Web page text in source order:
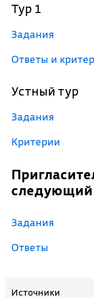
Тур 1
Задания
Ответы и
Устный тур
Задания
Критерии
Пригласительный этап на
следующий
Задания
Ответы
Источники